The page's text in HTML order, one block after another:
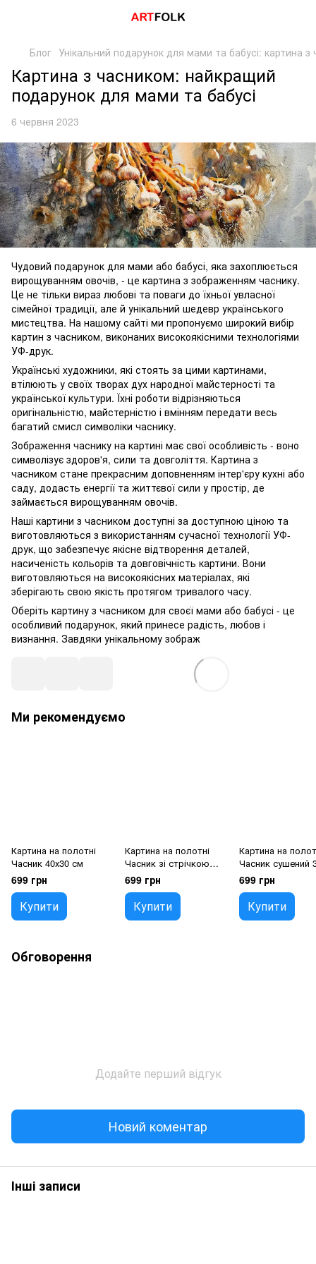
Блог Унікальний подарунок для мами та бабусі: картина з
Картина з часником: найкращий
подарунок для мами та бабусі
6 червня 2023
Чудовий подарунок для мами або бабусі, яка захоплюється
вирощуванням овочів, - це картина з зображенням часнику.
Це не тільки вираз любові та поваги до їхньої увласної
сімейної традиції, але й унікальний шедевр українського
мистецтва. На нашому сайті ми пропонуємо широкий вибір
картин з часником, виконаних високоякісними технологіями
УФ-друк.
Українські художники, які стоять за цими картинами,
втілюють у своїх творах дух народної майстерності та
української культури. Їхні роботи відрізняються
оригінальністю, майстерністю і вмінням передати весь
багатий смисл символіки часнику.
Зображення часнику на картині має свої особливість - воно
символізує здоров'я, сили та довголіття. Картина з
часником стане прекрасним доповненням інтер'єру кухні або
саду, додасть енергії та життєвої сили у простір, де
займається вирощуванням овочів.
Наші картини з часником доступні за доступною ціною та
виготовляються з використанням сучасної технології УФ-
друк, що забезпечує якісне відтворення деталей,
насиченість кольорів та довговічність картини. Вони
виготовляються на високоякісних матеріалах, які
зберігають свою якість протягом тривалого часу.
Оберіть картину з часником для своєї мами або бабусі - це
особливий подарунок, який принесе радість, любов і
визнання. Завдяки унікальному зображ
Ми рекомендуємо
Картина на полотні
Часник 40х30 см
699 грн
Купити
Картина на полотні
Часник зі стрічкою
40х30 см
699 грн
Купити
Картина на
Часник сушений
см
699 грн
Купити
Обговорення
Додайте перший відгук
Новий коментар
Інші записи